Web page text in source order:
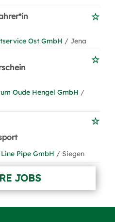
Ost GmbH / Jena
Oude Hengel GmbH /
Pipe GmbH / Siegen
JOBS